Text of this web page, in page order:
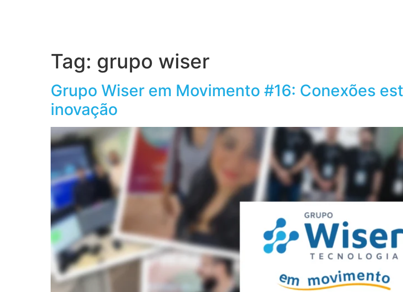
Tag: grupo wiser
Grupo Wiser em Movimento #16: Conexões
inovação